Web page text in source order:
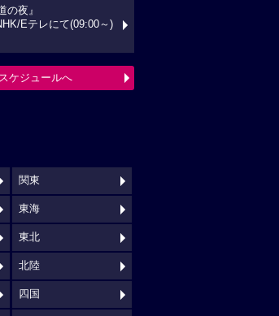
の夜』
Eテレにて(09:00～)
ケジュールへ
関東
東海
東北
北陸
四国